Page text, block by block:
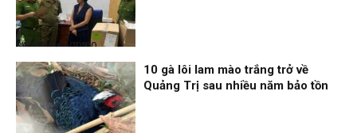
Nhịp sống 24h
06/08/26, 00:00
10 gà lôi lam mào trắng trở về
Quảng Trị sau nhiều năm bảo tồn